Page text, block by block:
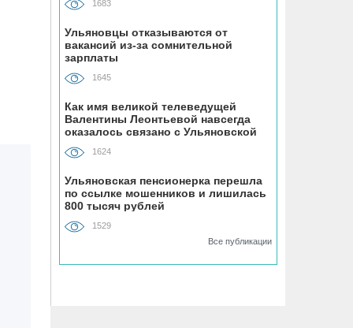
больше нормы
07.08, 10:53
Ульяновским предпенсионерам
полагается набор льгот
07.08, 10:38
Мать двоих детей из Ульяновска
наделала долгов на полмиллиона
ГИБДД
07.08, 09:49
В Ульяновской области приняли
1683
Ульяновцы отказываются от
вакансий из-за сомнительной
зарплаты
1645
Как имя великой телеведущей
Валентины Леонтьевой навсегда
оказалось связано с Ульяновской
областью
1624
Ульяновская пенсионерка перешла
по ссылке мошенников и лишилась
800 тысяч рублей
1529
Все публикации